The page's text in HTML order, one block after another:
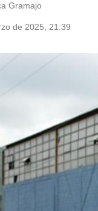
Gramajo
de 2025, 21:39